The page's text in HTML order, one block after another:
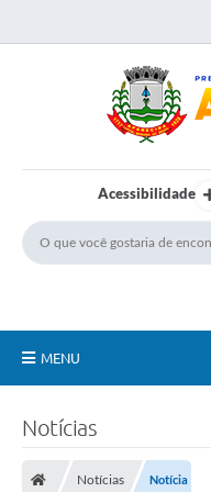
Acessibilidade
MENU
Notícias
Notícias Notícia